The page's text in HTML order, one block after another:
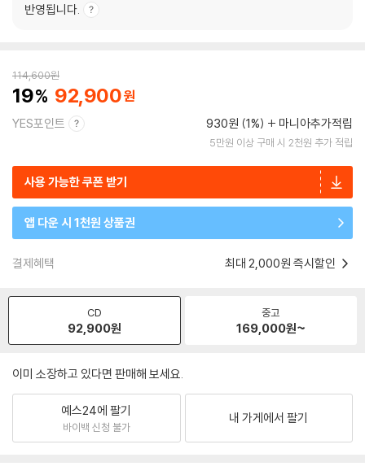
반영됩니다.
114,600원
19 92,900
YES포인트 930원 (1%) 마니아추가적립
5만원 이상 구매 시 2천원 추가 적립
사용 가능한 쿠폰 받기
앱 다운 시 1천원 상품권
결제혜택 최대 2,000원 즉시할인
CD
92,900원
중고
169,000원~
이미 소장하고 있다면 판매해 보세요.
예스24에 팔기
바이백 신청 불가
내 가게에서 팔기